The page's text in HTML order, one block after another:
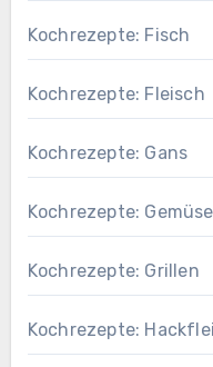
Kochrezepte: Fisch
Kochrezepte: Fleisch
Kochrezepte: Gans
Kochrezepte: Gemüse
Kochrezepte: Grillen
Kochrezepte: